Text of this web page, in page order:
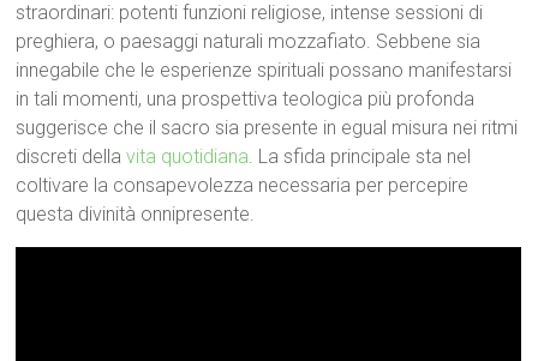
straordinari: potenti funzioni religiose, intense sessioni di
preghiera, o paesaggi naturali mozzafiato. Sebbene sia
innegabile che le esperienze spirituali possano manifestarsi
in tali momenti, una prospettiva teologica più profonda
suggerisce che il sacro sia presente in egual misura nei ritmi
discreti dellavita quotidiana. La sfida principale sta nel
coltivare la consapevolezza necessaria per percepire
questa divinità onnipresente.